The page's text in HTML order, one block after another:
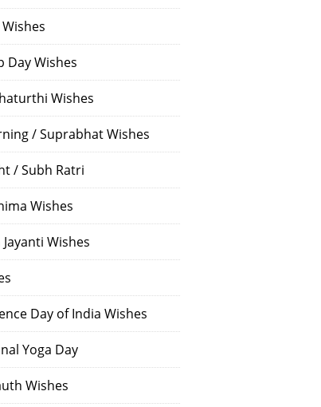
Day Wishes
Wishes
/ Suprabhat Wishes
/ Subh Ratri
Wishes
Wishes
Day of India Wishes
Yoga Day
Wishes